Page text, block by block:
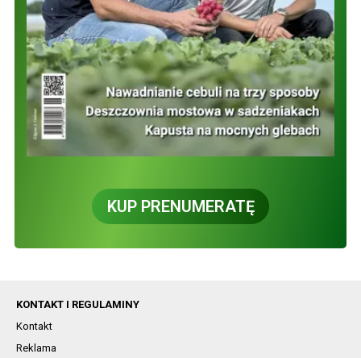
KUP PRENUMERATĘ
KONTAKT I REGULAMINY
Kontakt
Reklama